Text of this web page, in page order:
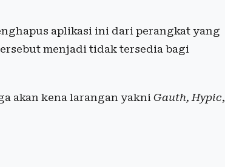
aplikasi ini dari perangkat yang
menjadi tidak tersedia bagi
akan kena larangan yakni Gauth, Hypic,